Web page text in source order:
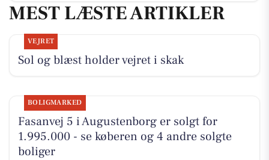
MEST LÆSTE ARTIKLER
VEJRET
Sol og blæst holder vejret i skak
BOLIGMARKED
Fasanvej 5 i Augustenborg er solgt for
1.995.000 - se køberen og 4 andre solgte
boliger